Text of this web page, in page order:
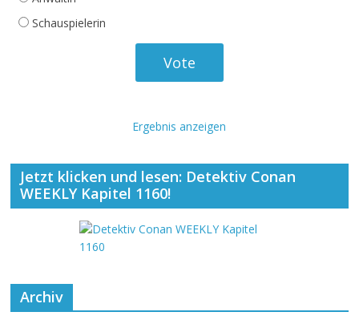
Schauspielerin
Ergebnis anzeigen
Jetzt klicken und lesen: Detektiv Conan
WEEKLY Kapitel 1160!
Archiv